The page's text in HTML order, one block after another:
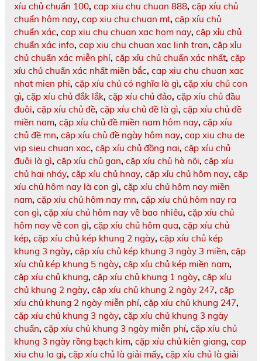
xíu chủ chuẩn 100, cap xiu chu chuan 888, cặp xíu chủ
chuẩn hôm nay, cap xiu chu chuan mt, cặp xíu chủ
chuẩn xác, cap xiu chu chuan xac hom nay, cặp xỉu chủ
chuẩn xác info, cap xiu chu chuan xac linh tran, cặp xỉu
chủ chuẩn xác miễn phí, cặp xỉu chủ chuẩn xác nhất, cặp
xỉu chủ chuẩn xác nhất miền bắc, cap xiu chu chuan xac
nhat mien phi, cặp xíu chủ có nghĩa là gì, cặp xíu chủ con
gì, cặp xíu chủ đắk lắk, cặp xíu chủ đảo, cặp xíu chủ đầu
đuôi, cặp xíu chủ đề, cặp xíu chủ đề là gì, cặp xíu chủ đề
miền nam, cặp xíu chủ đề miền nam hôm nay, cặp xíu
chủ đề mn, cặp xíu chủ đề ngày hôm nay, cap xiu chu de
vip sieu chuan xac, cặp xíu chủ đồng nai, cặp xíu chủ
đuôi là gì, cặp xíu chủ gan, cặp xíu chủ hà nội, cặp xíu
chủ hai nháy, cặp xíu chủ hnay, cặp xỉu chủ hôm nay, cặp
xíu chủ hôm nay là con gì, cặp xíu chủ hôm nay miền
nam, cặp xíu chủ hôm nay mn, cặp xíu chủ hôm nay ra
con gì, cặp xíu chủ hôm nay về bao nhiêu, cặp xíu chủ
hôm nay về con gì, cặp xíu chủ hôm qua, cặp xíu chủ
kép, cặp xíu chủ kép khung 2 ngày, cặp xíu chủ kép
khung 3 ngày, cặp xíu chủ kép khung 3 ngày 3 miền, cặp
xíu chủ kép khung 5 ngày, cặp xíu chủ kép miền nam,
cặp xíu chủ khung, cặp xíu chủ khung 1 ngày, cặp xíu
chủ khung 2 ngày, cặp xíu chủ khung 2 ngày 247, cặp
xíu chủ khung 2 ngày miễn phí, cặp xíu chủ khung 247,
cặp xíu chủ khung 3 ngày, cặp xíu chủ khung 3 ngày
chuẩn, cặp xíu chủ khung 3 ngày miễn phí, cặp xíu chủ
khung 3 ngày rồng bạch kim, cặp xíu chủ kiên giang, cap
xiu chu la gi, cặp xíu chủ là giải mấy, cặp xíu chủ là giải